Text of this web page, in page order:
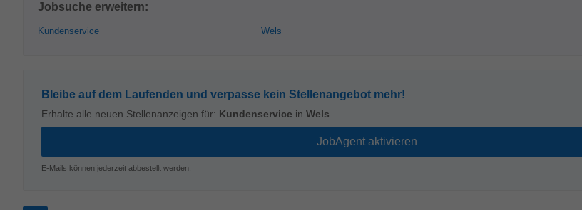
Jobsuche erweitern:
Kundenservice Wels
Bleibe auf dem Laufenden und verpasse kein Stellenangebot mehr!
Erhalte alle neuen Stellenanzeigen für: Kundenservice in Wels
E-Mails können jederzeit abbestellt werden.